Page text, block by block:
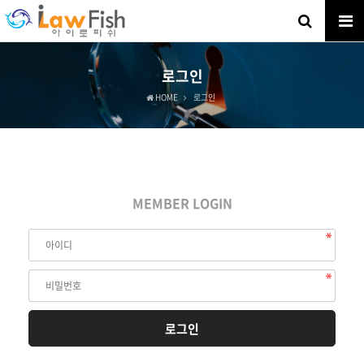
로그인
HOME 로그인
MEMBER LOGIN